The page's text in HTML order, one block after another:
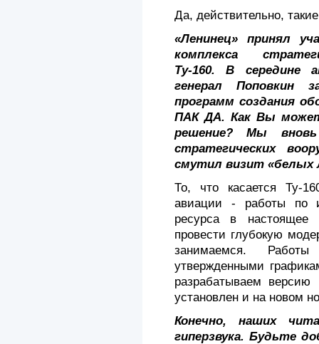
Да, действительно,
«Ленинец» принял
комплекса
Ту-160. В середине
генерал Поповкин
программ создания
ПАК ДА. Как Вы
решение? Мы
стратеги­ческих
смутил визит «белых
То, что касается Ту-
авиации - работы по
ресурса в настоящее
провести глубокую
занимаемся.
утвержденными
разрабатываем
уста­новлен и на новом
Конечно, наших
гиперзвука. Будьте